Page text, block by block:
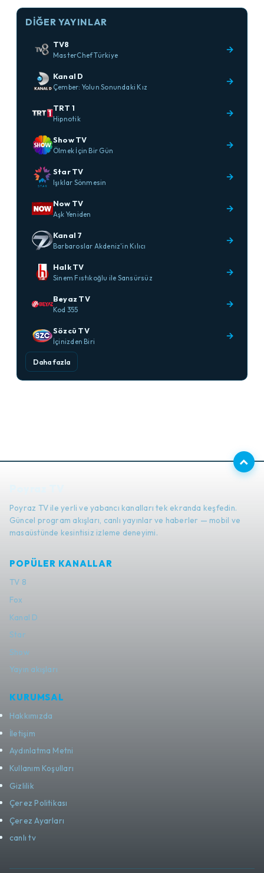
DIĞER YAYINLAR
TV8
MasterChef Türkiye
→
Kanal D
Çember: Yolun Sonundaki Kız
→
TRT 1
Hipnotik
→
Show TV
Ölmek İçin Bir Gün
→
Star TV
Işıklar Sönmesin
→
Now TV
Aşk Yeniden
→
Kanal 7
Barbaroslar Akdeniz'in Kılıcı
→
Halk TV
Sinem Fıstıkoğlu ile Sansürsüz
→
Beyaz TV
Kod 355
→
Sözcü TV
İçinizden Biri
→
Daha fazla
Poyraz TV ile yerli ve yabancı kanalları tek ekranda keşfedin.
Güncel program akışları, canlı yayınlar ve haberler — mobil ve
masaüstünde kesintisiz izleme deneyimi.
POPÜLER KANALLAR
TV 8
Fox
Kanal D
Star
Show
Yayın akışları
KURUMSAL
Hakkımızda
İletişim
Aydınlatma Metni
Kullanım Koşulları
Gizlilik
Çerez Politikası
Çerez Ayarları
canlı tv